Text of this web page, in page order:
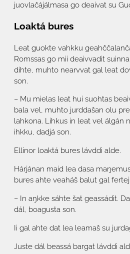
juovlačájálmasa go deaivat su
Loaktá bures
Leat guokte vahkku
Romssas go mii deaivvadit
dihte, muhto nearvvat gal leat
son.
– Mu mielas leat hui suohtas
bala vel, muhto jurddašan olu
lahkona. Lihkus in leat vel álgán
ihkku, dadjá son.
Ellinor loaktá bures lávddi alde.
Hárjánan maid lea dasa
bures ahte veaháš balut gal
– In aŋkke sáhte šat geassádit.
dál, boagusta son.
Ii gal ahte dat lea leamaš su
Juste dál beassá bargat lávddi